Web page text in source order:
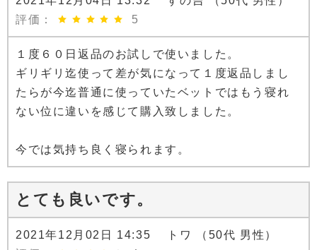
評価：
5
１度６０日返品のお試しで使いました。
ギリギリ迄使って差が気になって１度返品しまし
たらが今迄普通に使っていたベットではもう寝れ
ない位に違いを感じて購入致しました。
今では気持ち良く寝られます。
とても良いです。
2021年12月02日 14:35 トワ （50代 男性）